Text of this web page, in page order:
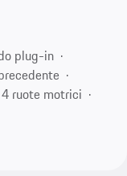
plug-in
4 ruote motrici